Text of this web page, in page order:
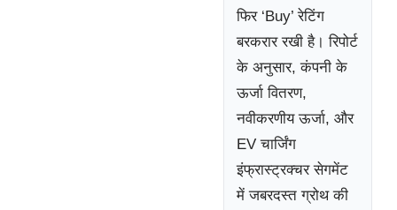
फिर ‘Buy’ रेटिंग
बरकरार रखी है। रिपोर्ट
के अनुसार, कंपनी के
ऊर्जा वितरण,
नवीकरणीय ऊर्जा, और
EV चार्जिंग
इंफ्रास्ट्रक्चर सेगमेंट
में जबरदस्त ग्रोथ की